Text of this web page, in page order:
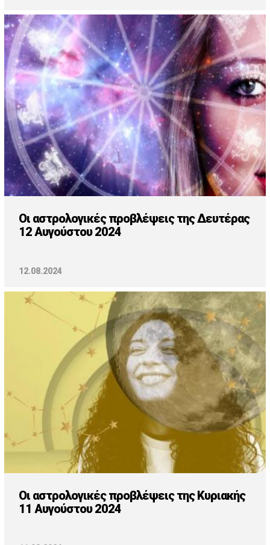
Οι αστρολογικές προβλέψεις της Δευτέρας
12 Αυγούστου 2024
12.08.2024
Οι αστρολογικές προβλέψεις της Κυριακής
11 Αυγούστου 2024